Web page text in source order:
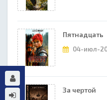
Пятнадцать
04-июл-
За чертой